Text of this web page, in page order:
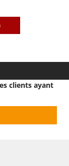
clients ayant